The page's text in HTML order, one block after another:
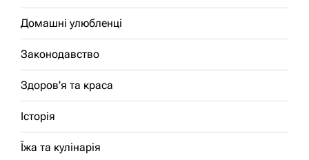
Домашні улюбленці
Законодавство
Здоров'я та краса
Історія
Їжа та кулінарія